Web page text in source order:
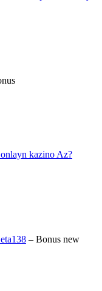
kazino Az?
– Bonus new